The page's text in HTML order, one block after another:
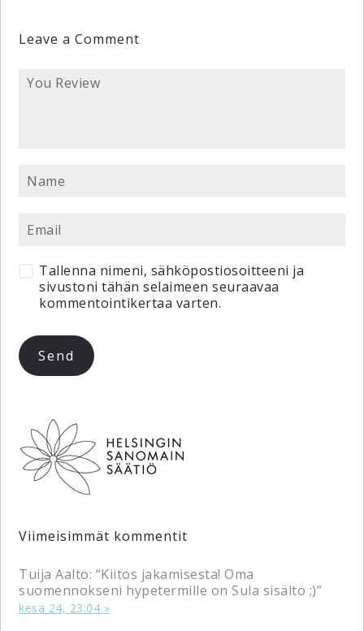
Leave a Comment
Tallenna nimeni, sähköpostiosoitteeni ja
sivustoni tähän selaimeen seuraavaa
kommentointikertaa varten.
Viimeisimmät kommentit
Tuija Aalto: “Kiitos jakamisesta! Oma
suomennokseni hypetermille on Sula sisältö ;)”
kesä 24, 23:04